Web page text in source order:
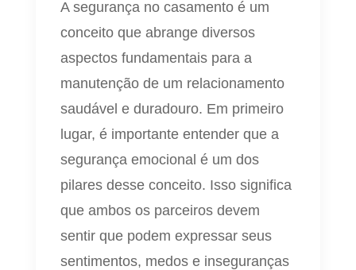
A segurança no casamento é um
conceito que abrange diversos
aspectos fundamentais para a
manutenção de um relacionamento
saudável e duradouro. Em primeiro
lugar, é importante entender que a
segurança emocional é um dos
pilares desse conceito. Isso significa
que ambos os parceiros devem
sentir que podem expressar seus
sentimentos, medos e inseguranças